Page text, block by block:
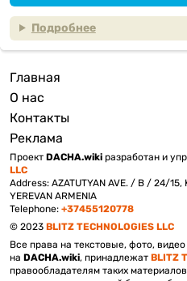
Подробнее
Подвал
Главная
О нас
Контакты
Реклама
Проект DACHA.wiki разработан и
LLC
Address: AZATUTYAN AVE. / B / 24/15,
YEREVAN ARMENIA
Telephone: +37455120778
© 2023 BLITZ TECHNOLOGIES LLC
Все права на текстовые, фото,
на DACHA.wiki, принадлежат BLITZ
правообладателям таких